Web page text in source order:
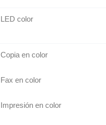
LED color
Copia en color
Fax en color
Impresión en color